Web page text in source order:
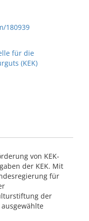
180939
für die
(KEK)
von KEK-
der KEK. Mit
für
der